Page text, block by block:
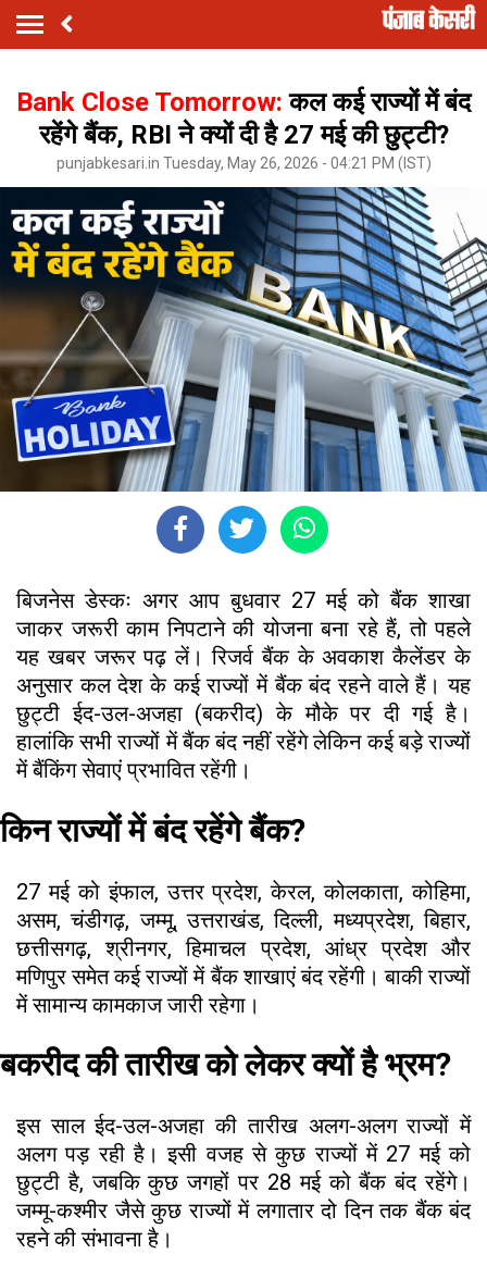
Bank Close Tomorrow:कल कई राज्यों में बंद
रहेंगे बैंक, RBI ने क्यों दी है 27 मई की छुट्टी?
punjabkesari.in Tuesday, May 26, 2026 - 04:21 PM (IST)
बिजनेस डेस्कः अगर आप बुधवार 27 मई को बैंक शाखा
जाकर जरूरी काम निपटाने की योजना बना रहे हैं, तो पहले
यह खबर जरूर पढ़ लें। रिजर्व बैंक के अवकाश कैलेंडर के
अनुसार कल देश के कई राज्यों में बैंक बंद रहने वाले हैं। यह
छुट्टी ईद-उल-अजहा (बकरीद) के मौके पर दी गई है।
हालांकि सभी राज्यों में बैंक बंद नहीं रहेंगे लेकिन कई बड़े राज्यों
में बैंकिंग सेवाएं प्रभावित रहेंगी।
किन राज्यों में बंद रहेंगे बैंक?
27 मई को इंफाल, उत्तर प्रदेश, केरल, कोलकाता, कोहिमा,
असम, चंडीगढ़, जम्मू, उत्तराखंड, दिल्ली, मध्यप्रदेश, बिहार,
छत्तीसगढ़, श्रीनगर, हिमाचल प्रदेश, आंध्र प्रदेश और
मणिपुर समेत कई राज्यों में बैंक शाखाएं बंद रहेंगी। बाकी राज्यों
में सामान्य कामकाज जारी रहेगा।
बकरीद की तारीख को लेकर क्यों है भ्रम?
इस साल ईद-उल-अजहा की तारीख अलग-अलग राज्यों में
अलग पड़ रही है। इसी वजह से कुछ राज्यों में 27 मई को
छुट्टी है, जबकि कुछ जगहों पर 28 मई को बैंक बंद रहेंगे।
जम्मू-कश्मीर जैसे कुछ राज्यों में लगातार दो दिन तक बैंक बंद
रहने की संभावना है।